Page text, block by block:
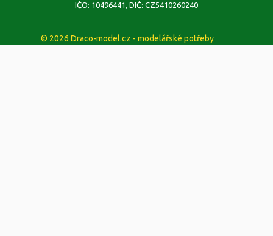
IČO: 10496441, DIČ: CZ5410260240
© 2026 Draco-model.cz - modelářské potřeby